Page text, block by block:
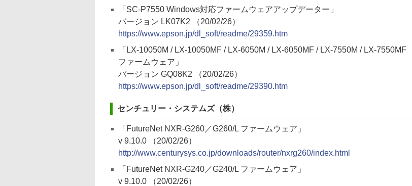
「SC-P7550 Windows対応ファームウェアアップデーター」
バージョン LK07K2 （20/02/26）
https://www.epson.jp/dl_soft/readme/29359.htm
「LX-10050M / LX-10050MF / LX-6050M / LX-6050MF / LX-7550M / LX-7550MF
ファームウェア」
バージョン GQ08K2 （20/02/26）
https://www.epson.jp/dl_soft/readme/29390.htm
センチュリー・システムズ（株）
「FutureNet NXR-G260／G260/L ファームウェア」
v 9.10.0 （20/02/26）
http://www.centurysys.co.jp/downloads/router/nxrg260/index.html
「FutureNet NXR-G240／G240/L ファームウェア」
v 9.10.0 （20/02/26）